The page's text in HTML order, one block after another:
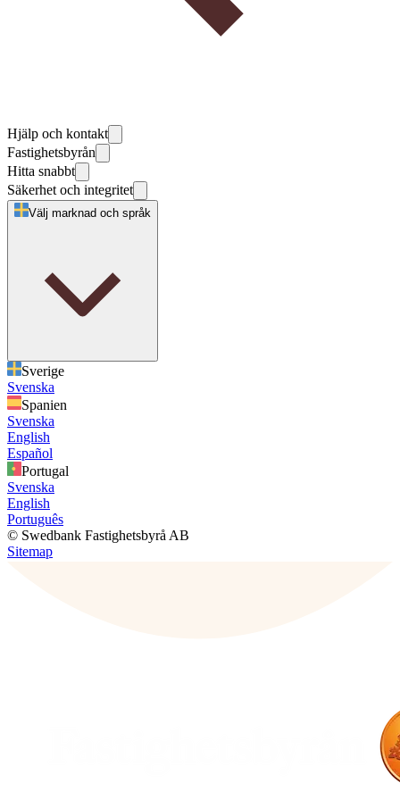
Hjälp och kontakt
Fastighetsbyrån
Hitta snabbt
Säkerhet och integritet
Välj marknad och språk
Sverige
Svenska
Spanien
Svenska
English
Español
Portugal
Svenska
English
Português
© Swedbank Fastighetsbyrå AB
Sitemap